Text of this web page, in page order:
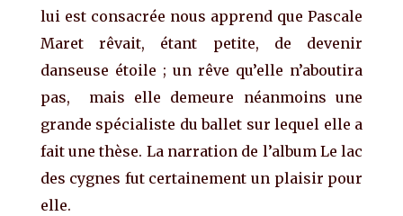
lui est consacrée nous apprend que Pascale
Maret rêvait, étant petite, de devenir
danseuse étoile ; un rêve qu’elle n’aboutira
pas, mais elle demeure néanmoins une
grande spécialiste du ballet sur lequel elle a
fait une thèse. La narration de l’album Le lac
des cygnes fut certainement un plaisir pour
elle.